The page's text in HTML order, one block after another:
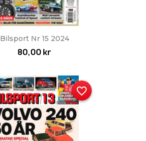
Bilsport Nr 15 2024
80,00 kr
favorite_border